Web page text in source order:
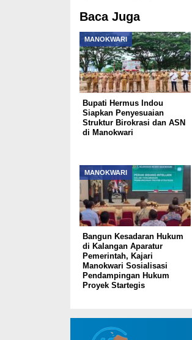
Baca Juga
MANOKWARI
Bupati Hermus Indou
Siapkan Penyesuaian
Struktur Birokrasi dan ASN
di Manokwari
MANOKWARI
Bangun Kesadaran Hukum
di Kalangan Aparatur
Pemerintah, Kajari
Manokwari Sosialisasi
Pendampingan Hukum
Proyek Startegis